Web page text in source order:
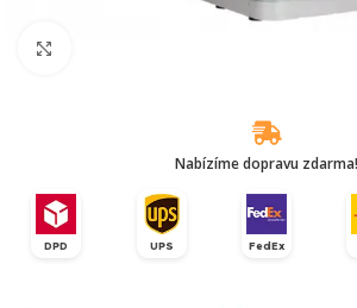
Nabízíme dopravu zdarma!
DPD UPS FedEx